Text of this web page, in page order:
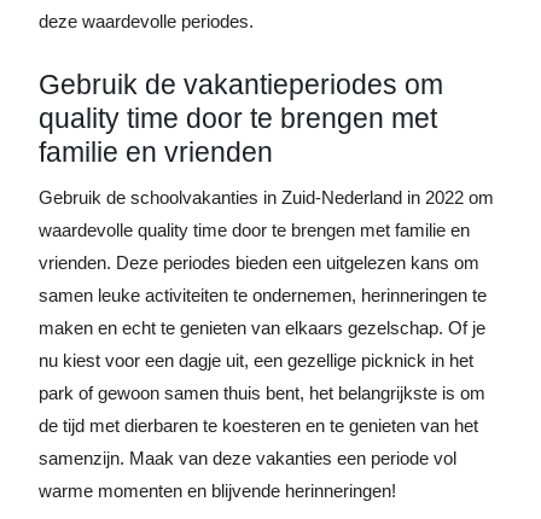
deze waardevolle periodes.
Gebruik de vakantieperiodes om
quality time door te brengen met
familie en vrienden
Gebruik de schoolvakanties in Zuid-Nederland in 2022 om
waardevolle quality time door te brengen met familie en
vrienden. Deze periodes bieden een uitgelezen kans om
samen leuke activiteiten te ondernemen, herinneringen te
maken en echt te genieten van elkaars gezelschap. Of je
nu kiest voor een dagje uit, een gezellige picknick in het
park of gewoon samen thuis bent, het belangrijkste is om
de tijd met dierbaren te koesteren en te genieten van het
samenzijn. Maak van deze vakanties een periode vol
warme momenten en blijvende herinneringen!